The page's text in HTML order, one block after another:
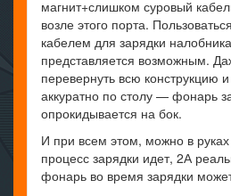
магнит+слишком суровый
возле этого порта.
кабелем для зарядки
представляется возможным.
перевернуть всю конструкцию
аккуратно по столу — фонарь
опрокидывается на бок.
И при всем этом, можно в
процесс зарядки идет, 2А
фонарь во время зарядки